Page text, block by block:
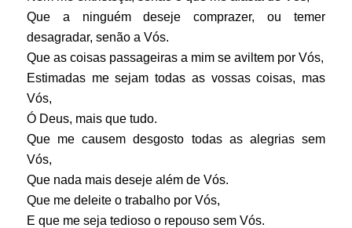
Que a ninguém deseje comprazer, ou temer
desagradar, senão a Vós.
Que as coisas passageiras a mim se aviltem por Vós,
Estimadas me sejam todas as vossas coisas, mas
Vós,
Ó Deus, mais que tudo.
Que me causem desgosto todas as alegrias sem
Vós,
Que nada mais deseje além de Vós.
Que me deleite o trabalho por Vós,
E que me seja tedioso o repouso sem Vós.